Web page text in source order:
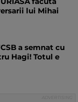
lui Mihai
a semnat cu
Hagi! Totul e